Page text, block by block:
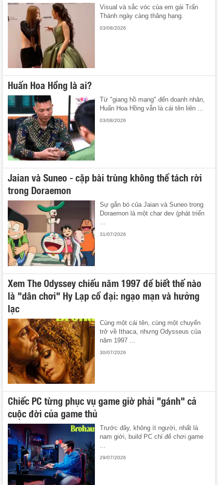
Visual và sắc vóc của em gái Trấn
Thành ngày càng thăng hạng.
03/08/2026
Huấn Hoa Hồng là ai?
Từ "giang hồ mạng" đến doanh nhân,
Huấn Hoa Hồng vẫn là cái tên liên ...
03/08/2026
Jaian và Suneo - cặp bài trùng không thể tách rời
trong Doraemon
Sự gắn bó của Jaian và Suneo trong
Doraemon là một char dev (phát triển
...
31/07/2026
Xem The Odyssey chiếu năm 1997 để biết thế nào
là "dân chơi" Hy Lạp cổ đại: ngạo mạn và hưởng
lạc
Cùng một cái tên, cùng một chuyến
trở về Ithaca, nhưng Odysseus của
năm 1997 ...
30/07/2026
Chiếc PC từng phục vụ game giờ phải "gánh" cả
cuộc đời của game thủ
Trước đây, không ít người, nhất là
nam giới, build PC chỉ để chơi game
...
29/07/2026